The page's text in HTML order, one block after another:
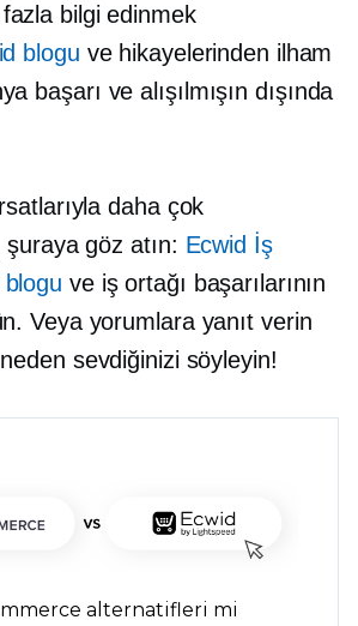
bilgi edinmek
blogu ve hikayelerinden ilham
başarı vealışılmışın dışında
daha çok
şuraya göz atın: Ecwid İş
ve iş ortağı başarılarının
Veya yorumlara yanıt verin
sevdiğinizi söyleyin!
alternatifleri mi